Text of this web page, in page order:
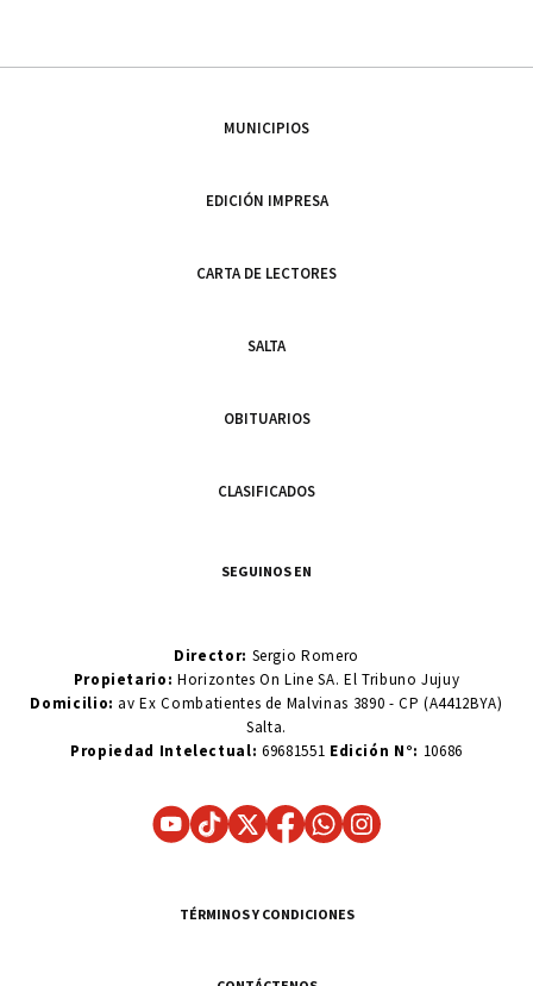
MUNICIPIOS
EDICIÓN IMPRESA
CARTA DE LECTORES
SALTA
OBITUARIOS
CLASIFICADOS
SEGUINOS EN
Director: Sergio Romero
Propietario:Horizontes On Line SA. El Tribuno Jujuy
Domicilio: av Ex Combatientes de Malvinas 3890 - CP (A4412BYA)
Salta.
Propiedad Intelectual: 69681551 Edición N°: 10686
TÉRMINOS Y CONDICIONES